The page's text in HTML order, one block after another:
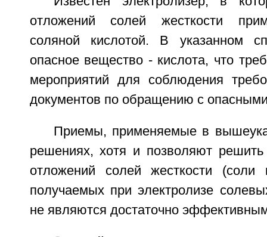
отложений солей жесткости
соляной кислотой. В указанном
опасное вещество - кислота, что
мероприятий для соблюдения
документов по обращению с
Приемы, применяемые в
решениях, хотя и позволяют
отложений солей жесткости (соли
получаемых при электролизе
не являются достаточно